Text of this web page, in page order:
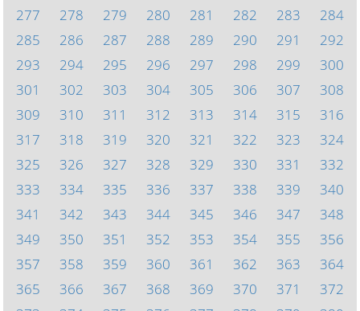
277
278 279 280 281 282 283
284
285
286 287 288 289 290 291
292
293
294 295 296 297 298 299
300
301
302 303 304 305 306 307
308
309
310 311 312 313 314 315
316
317
318 319 320 321 322 323
324
325
326 327 328 329 330 331
332
333
334 335 336 337 338 339
340
341
342 343 344 345 346 347
348
349
350 351 352 353 354 355
356
357
358 359 360 361 362 363
364
365
366 367 368 369 370 371
372